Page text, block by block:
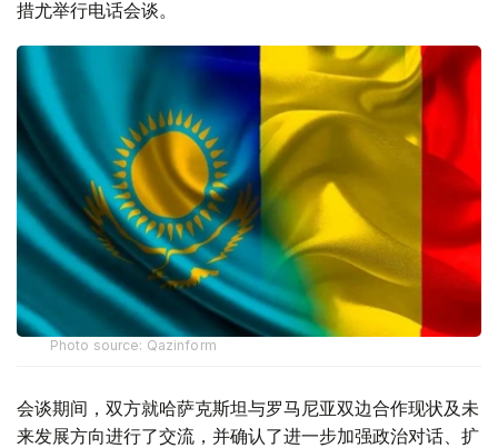
措尤举行电话会谈。
Photo source: Qazinform
会谈期间，双方就哈萨克斯坦与罗马尼亚双边合作现状及未
来发展方向进行了交流，并确认了进一步加强政治对话、扩